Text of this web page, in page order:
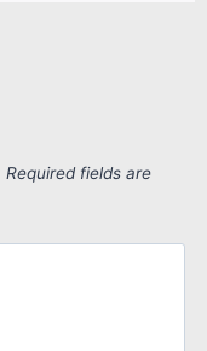
Required fields are